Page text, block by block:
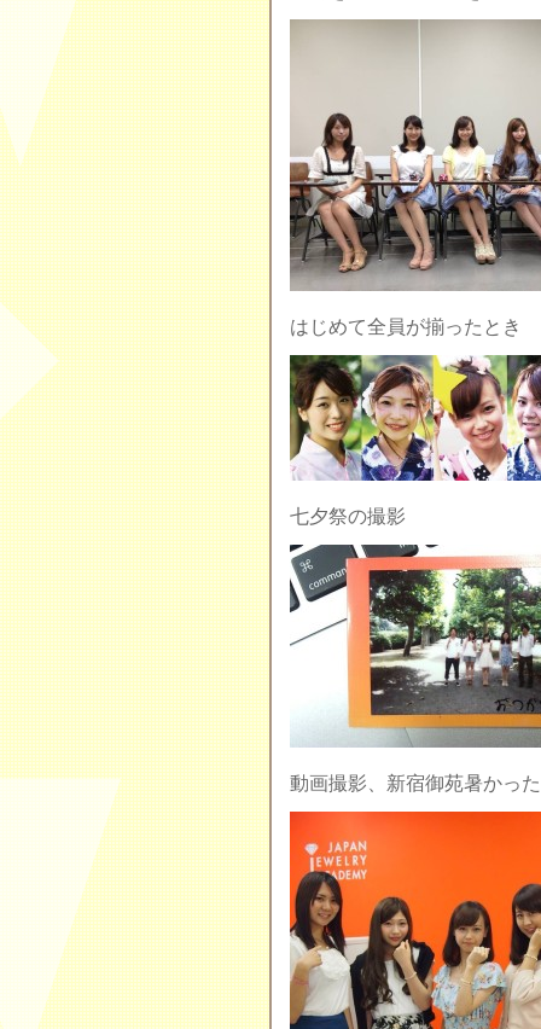
はじめて全員が揃ったとき
七夕祭の撮影
動画撮影、新宿御苑暑かっ